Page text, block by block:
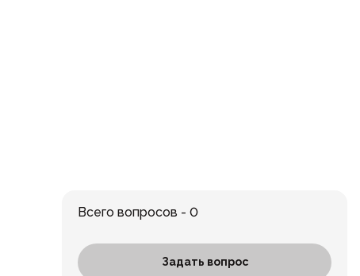
Всего вопросов - 0
Задать вопрос